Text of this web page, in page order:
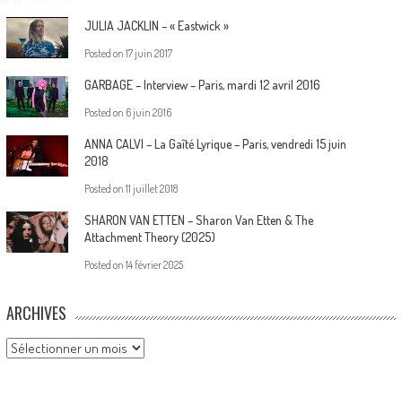
JULIA JACKLIN – « Eastwick »
Posted on 17 juin 2017
GARBAGE – Interview – Paris, mardi 12 avril 2016
Posted on 6 juin 2016
ANNA CALVI – La Gaîté Lyrique – Paris, vendredi 15 juin
2018
Posted on 11 juillet 2018
SHARON VAN ETTEN – Sharon Van Etten & The
Attachment Theory (2025)
Posted on 14 février 2025
ARCHIVES
Archives